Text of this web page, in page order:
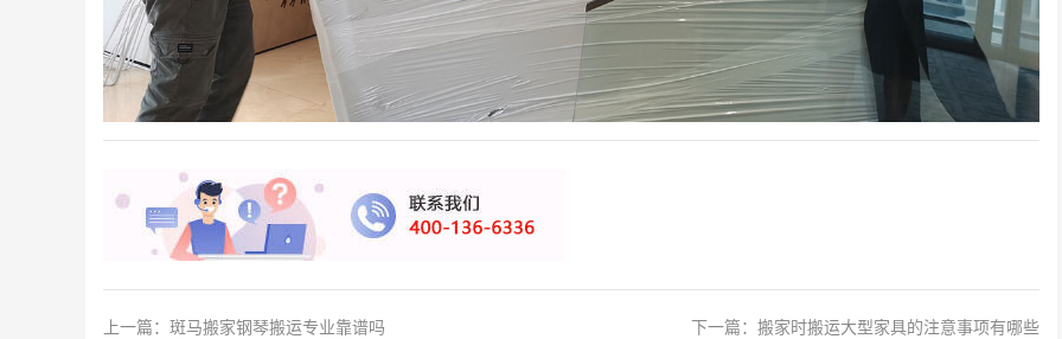
上一篇： 斑马搬家钢琴搬运专业靠谱吗 下一篇： 搬家时搬运大型家具的注意事项有哪些